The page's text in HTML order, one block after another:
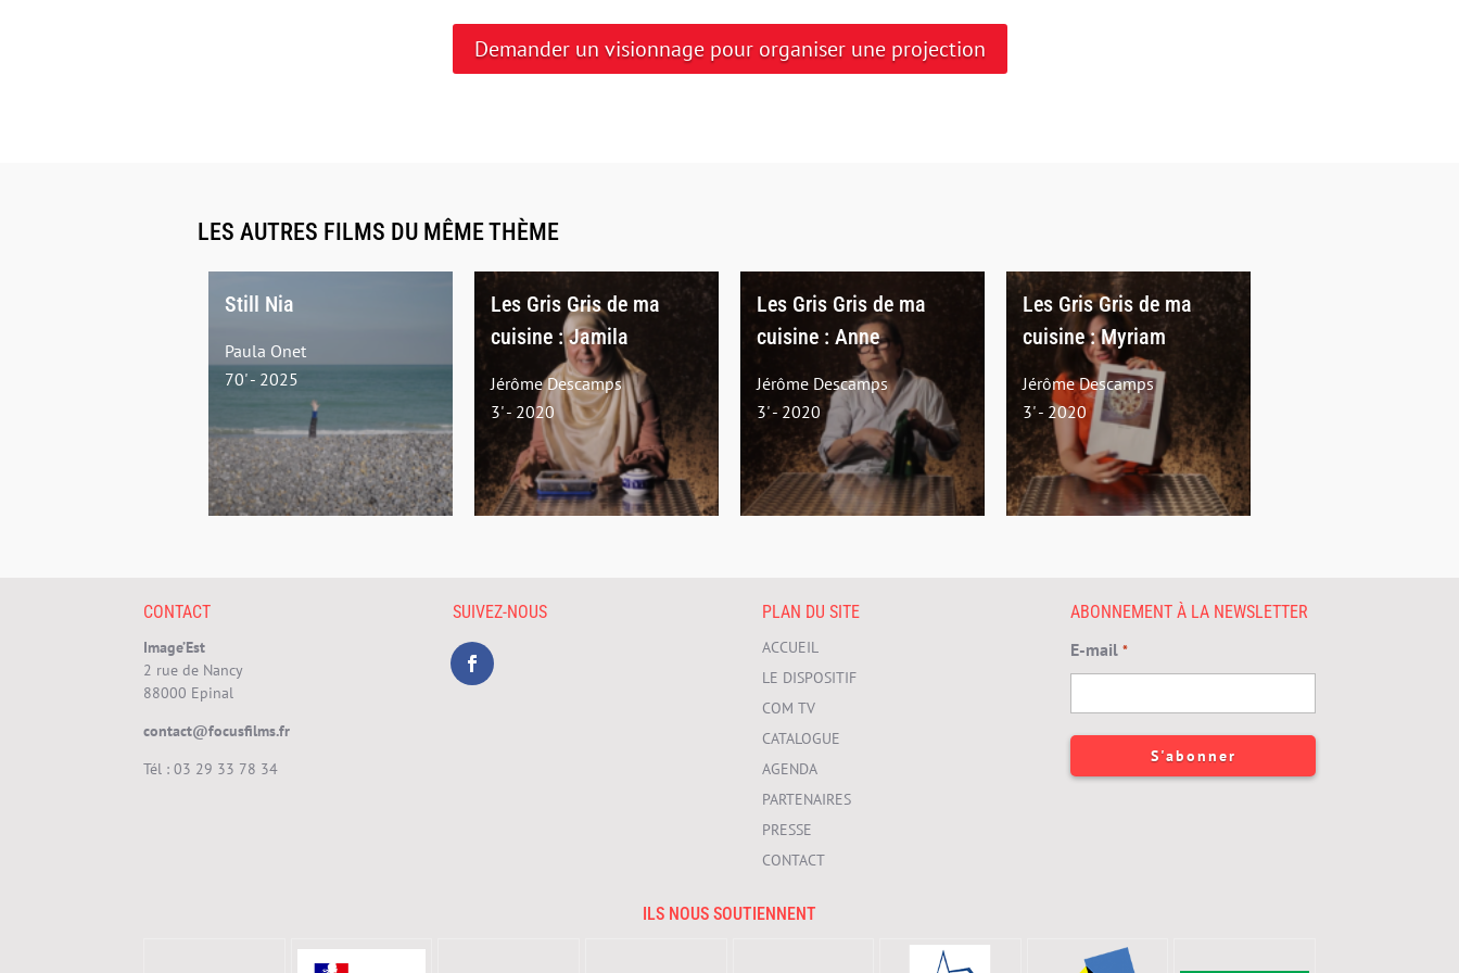
Demander un visionnage pour organiser une projection
LES AUTRES FILMS DU MÊME THÈME
Still Nia
Paula Onet
70' - 2025
Les Gris Gris de ma
cuisine : Jamila
Jérôme Descamps
3' - 2020
Les Gris Gris de ma
cuisine : Anne
Jérôme Descamps
3' - 2020
Les Gris Gris de ma
cuisine : Myriam
Jérôme Descamps
3' - 2020
CONTACT
Image’Est
2 rue de Nancy
88000 Epinal
contact@focusfilms.fr
Tél : 03 29 33 78 34
SUIVEZ-NOUS PLAN DU SITE
ACCUEIL
LE DISPOSITIF
COM TV
CATALOGUE
AGENDA
PARTENAIRES
PRESSE
CONTACT
ABONNEMENT À LA NEWSLETTER
E-mail *
ILS NOUS SOUTIENNENT